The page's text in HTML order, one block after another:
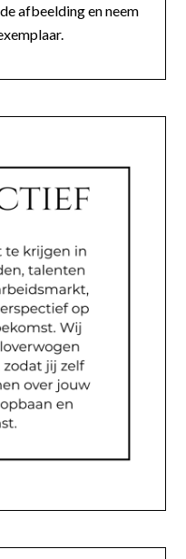
afbeelding en neem